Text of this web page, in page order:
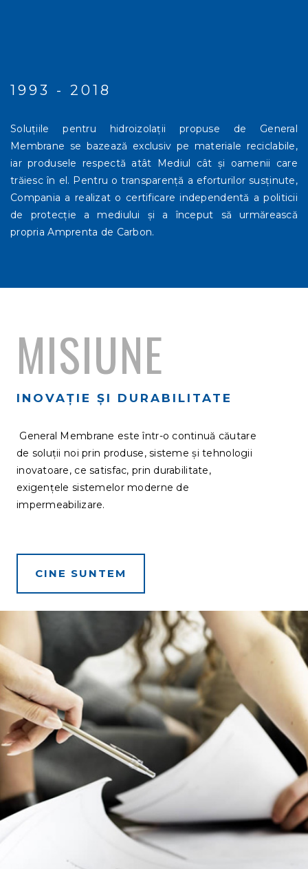
1993 - 2018
Soluțiile pentru hidroizolații propuse de General
Membrane se bazează exclusiv pe materiale reciclabile,
iar produsele respectă atât Mediul cât și oamenii care
trăiesc în el. Pentru o transparenţă a eforturilor susținute,
Compania a realizat o certificare independentă a politicii
de protecție a mediului și a început să urmărească
propria Amprenta de Carbon.
MISIUNE
INOVAȚIE ȘI DURABILITATE
General Membrane este într-o continuă căutare
de soluții noi prin produse, sisteme și tehnologii
inovatoare, ce satisfac, prin durabilitate,
exigențele sistemelor moderne de
impermeabilizare.
CINE SUNTEM